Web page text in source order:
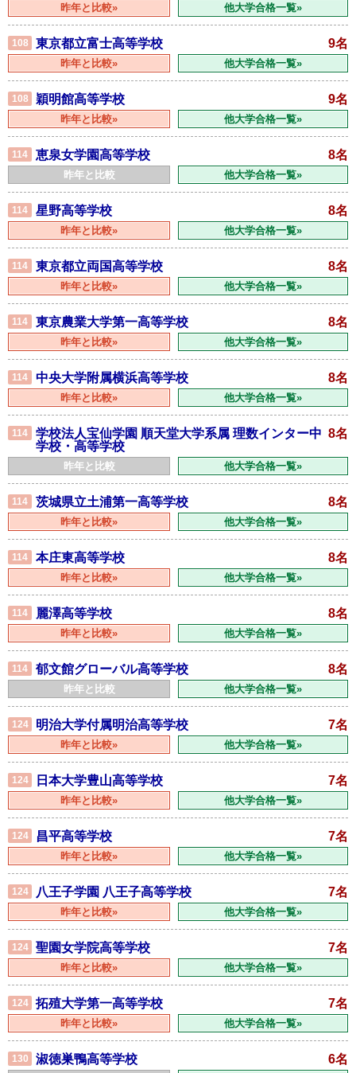
昨年と比較» 他大学合格一覧»
108 東京都立富士高等学校 9名
昨年と比較» 他大学合格一覧»
108 穎明館高等学校 9名
昨年と比較» 他大学合格一覧»
114 恵泉女学園高等学校 8名
昨年と比較 他大学合格一覧»
114 星野高等学校 8名
昨年と比較» 他大学合格一覧»
114 東京都立両国高等学校 8名
昨年と比較» 他大学合格一覧»
114 東京農業大学第一高等学校 8名
昨年と比較» 他大学合格一覧»
114 中央大学附属横浜高等学校 8名
昨年と比較» 他大学合格一覧»
114
学校法人宝仙学園 順天堂大学系属 理数インター中
学校・高等学校
8名
昨年と比較 他大学合格一覧»
114 茨城県立土浦第一高等学校 8名
昨年と比較» 他大学合格一覧»
114 本庄東高等学校 8名
昨年と比較» 他大学合格一覧»
114 麗澤高等学校 8名
昨年と比較» 他大学合格一覧»
114 郁文館グローバル高等学校 8名
昨年と比較 他大学合格一覧»
124 明治大学付属明治高等学校 7名
昨年と比較» 他大学合格一覧»
124 日本大学豊山高等学校 7名
昨年と比較» 他大学合格一覧»
124 昌平高等学校 7名
昨年と比較» 他大学合格一覧»
124 八王子学園 八王子高等学校 7名
昨年と比較» 他大学合格一覧»
124 聖園女学院高等学校 7名
昨年と比較» 他大学合格一覧»
124 拓殖大学第一高等学校 7名
昨年と比較» 他大学合格一覧»
130 淑徳巣鴨高等学校 6名